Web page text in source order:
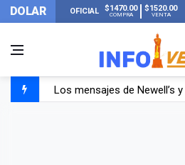
DOLAR OFICIAL $1470.00
COMPRA
$1520.00
VENTA
Los mensajes de Newell’s